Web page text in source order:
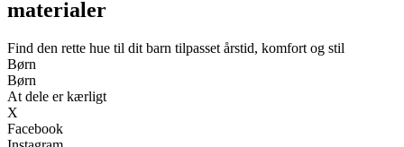
materialer
Find den rette hue til dit barn tilpasset årstid, komfort og stil
Børn
Børn
At dele er kærligt
X
Facebook